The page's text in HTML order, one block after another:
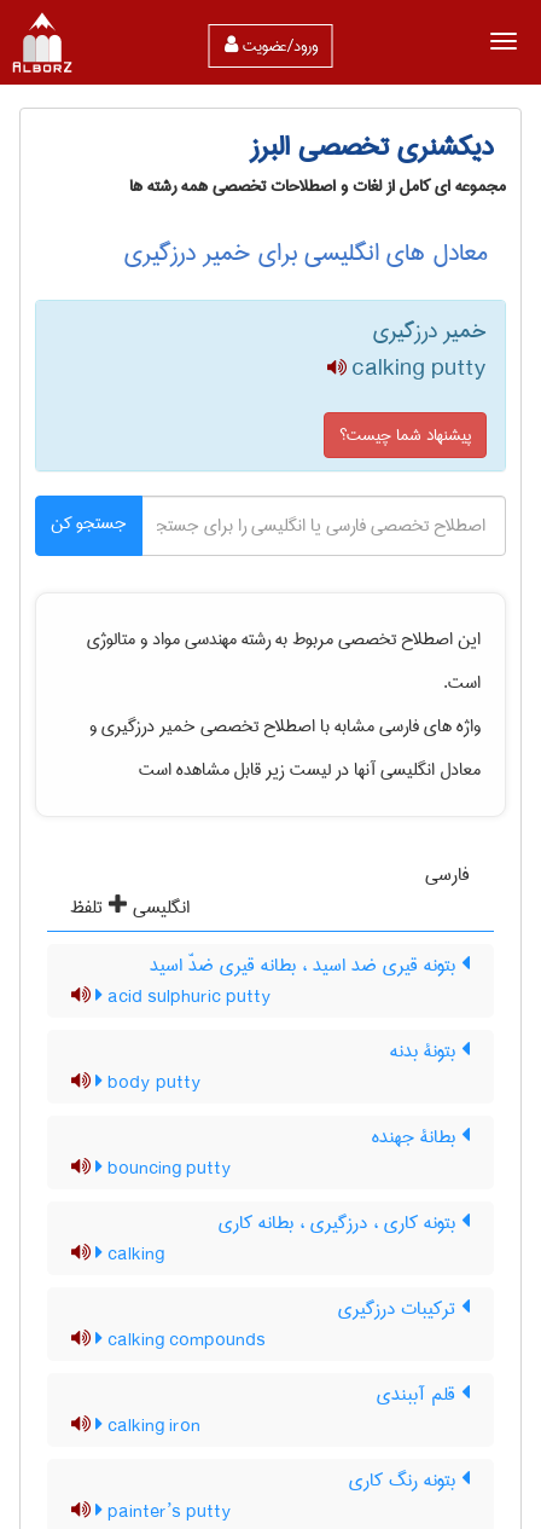
ورود/عضویت
دیکشنری تخصصی البرز
مجموعه ای کامل از لغات و اصطلاحات تخصصی همه رشته ها
معادل های انگلیسی برای خمیر درزگیری
خمیر درزگیری
calking putty
پیشنهاد شما چیست؟
جستجو کن
این اصطلاح تخصصی مربوط به رشتهمهندسی مواد و متالوژی
است.
واژه های فارسی مشابه با اصطلاح تخصصیخمیر درزگیریو
معادل انگلیسی آنها در لیست زیر قابل مشاهده است
فارسی
انگلیسی
تلفظ
بتونه قیری ضد اسید ، بطانه قیری ضدّ اسید
acid sulphuric putty
بتونۀ بدنه
body putty
بطانۀ جهنده
bouncing putty
بتونه کاری ، درزگیری ، بطانه کاری
calking
ترکیبات درزگیری
calking compounds
قلم آببندی
calking iron
بتونه رنگ کاری
painter’s putty